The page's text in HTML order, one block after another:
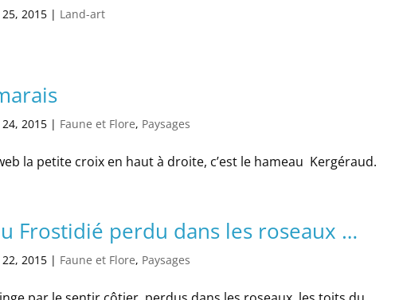
25, 2015 | Land-art
24, 2015 | Faune et Flore, Paysages
la petite croix en haut à droite, c’est le hameau Kergéraud.
Frostidié perdu dans les roseaux …
22, 2015 | Faune et Flore, Paysages